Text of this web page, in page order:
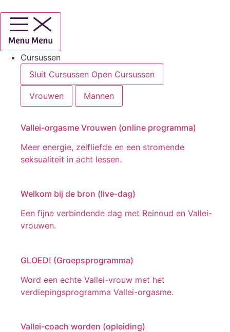
naar
inhoud
Cursussen
Sluit Cursussen Open Cursussen
Vrouwen Mannen
Vallei-orgasme Vrouwen (online programma)
Meer energie, zelfliefde en een stromende
seksualiteit in acht lessen.
Welkom bij de bron (live-dag)
Een fijne verbindende dag met Reinoud en Vallei-
vrouwen.
GLOED! (Groepsprogramma)
Word een echte Vallei-vrouw met het
verdiepingsprogramma Vallei-orgasme.
Vallei-coach worden (opleiding)